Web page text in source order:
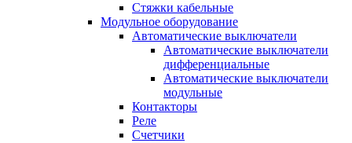
Стяжки кабельные
Модульное оборудование
Автоматические выключатели
Автоматические выключатели
дифференциальные
Автоматические выключатели
модульные
Контакторы
Реле
Счетчики